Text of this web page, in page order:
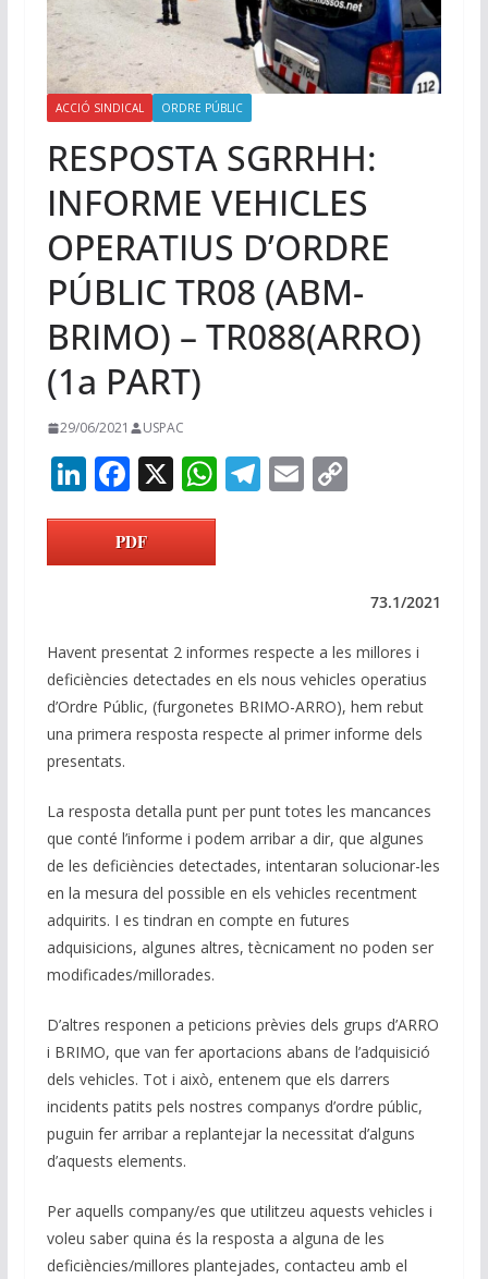
ACCIÓ SINDICAL ORDRE PÚBLIC
RESPOSTA SGRRHH:
INFORME VEHICLES
OPERATIUS D’ORDRE
PÚBLIC TR08 (ABM-
BRIMO) – TR088(ARRO)
(1a PART)
29/06/2021 USPAC
Li
n
k
e
n
F
ac
e
b
o
k
X W
p
p
T
m
E C
Li
n
k
PDF
73.1/2021
Havent presentat 2 informes respecte a les millores i
deficiències detectades en els nous vehicles operatius
d’Ordre Públic, (furgonetes BRIMO-ARRO), hem rebut
una primera resposta respecte al primer informe dels
presentats.
La resposta detalla punt per punt totes les mancances
que conté l’informe i podem arribar a dir, que algunes
de les deficiències detectades, intentaran solucionar-les
en la mesura del possible en els vehicles recentment
adquirits. I es tindran en compte en futures
adquisicions, algunes altres, tècnicament no poden ser
modificades/millorades.
D’altres responen a peticions prèvies dels grups d’ARRO
i BRIMO, que van fer aportacions abans de l’adquisició
dels vehicles. Tot i això, entenem que els darrers
incidents patits pels nostres companys d’ordre públic,
puguin fer arribar a replantejar la necessitat d’alguns
d’aquests elements.
Per aquells company/es que utilitzeu aquests vehicles i
voleu saber quina és la resposta a alguna de les
deficiències/millores plantejades, contacteu amb el